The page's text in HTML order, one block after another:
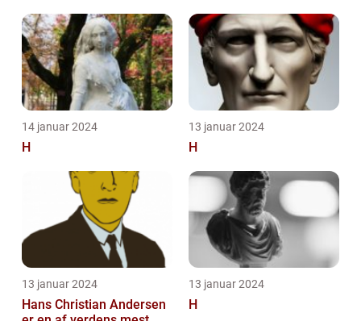
14 januar 2024
H
13 januar 2024
H
13 januar 2024
Hans Christian Andersen
13 januar 2024
H